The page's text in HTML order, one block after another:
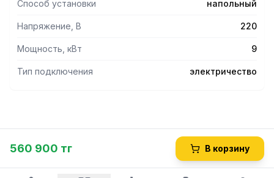
Способ установки напольный
Напряжение, В 220
Мощность, кВт 9
Тип подключения электричество
560 900 тг В корзину